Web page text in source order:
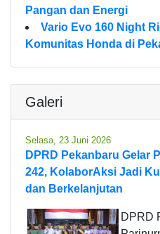
Pangan dan Energi
Vario Evo 160 Night
Komunitas Honda di
Galeri
Selasa, 23 Juni 2026
DPRD Pekanbaru Gelar
242, KolaborAksi Jadi
dan Berkelanjutan
DPRD